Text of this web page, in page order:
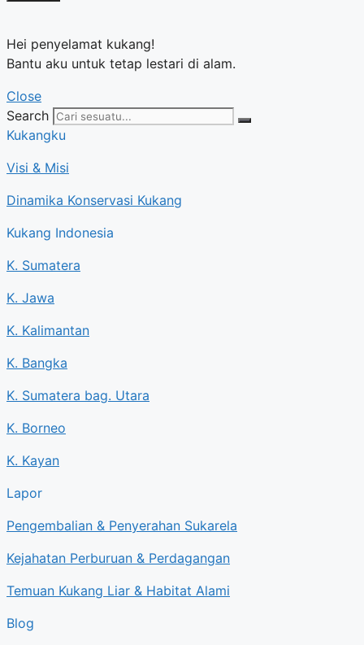
Hei penyelamat kukang!
Bantu aku untuk tetap lestari di alam.
Close
Search
Kukangku
Visi & Misi
Dinamika Konservasi Kukang
Kukang Indonesia
K. Sumatera
K. Jawa
K. Kalimantan
K. Bangka
K. Sumatera bag. Utara
K. Borneo
K. Kayan
Lapor
Pengembalian & Penyerahan Sukarela
Kejahatan Perburuan & Perdagangan
Temuan Kukang Liar & Habitat Alami
Blog